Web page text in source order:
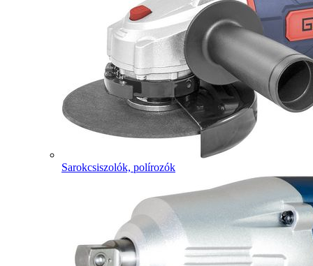
Sarokcsiszolók, polírozók